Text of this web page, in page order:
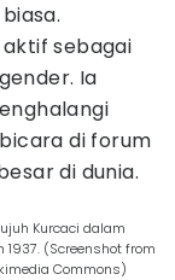
aktif sebagai
Ia
di forum
di dunia.
Kurcaci dalam
(Screenshot from
Commons)